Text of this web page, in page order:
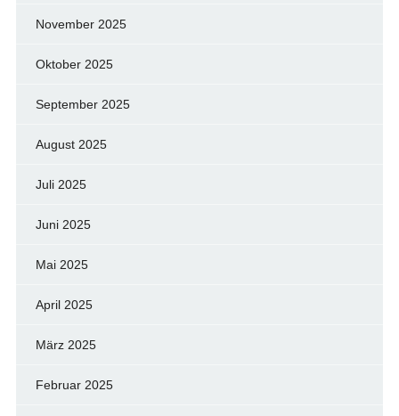
November 2025
Oktober 2025
September 2025
August 2025
Juli 2025
Juni 2025
Mai 2025
April 2025
März 2025
Februar 2025